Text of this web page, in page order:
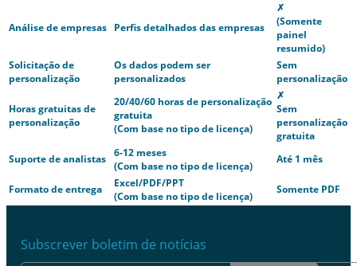
Análise de empresas Perfis detalhados das empresas
✗
(Somente
painel
resumido)
Solicitação de
personalização
Os dados podem ser
personalizados
Sem
personalização
Horas gratuitas de
personalização
20/40/60 horas de personalização
gratuita
(Com base no tipo de licença)
✗
Sem
personalização
gratuita
Suporte de analistas 6-12 meses
(Com base no tipo de licença)
Até 1 mês
Formato de entrega
Excel/PDF/PPT
(Com base no tipo de licença)
Somente PDF
Subscrever boletim de notícias